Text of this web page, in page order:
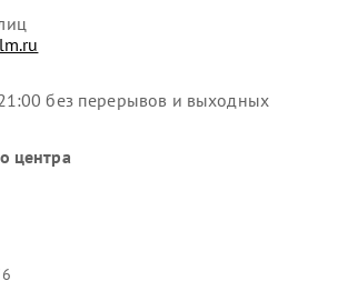
без перерывов и выходных
центра